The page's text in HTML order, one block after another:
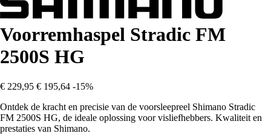
Voorremhaspel Stradic FM
2500S HG
€ 229,95 € 195,64 -15%
Ontdek de kracht en precisie van de voorsleepreel Shimano Stradic
FM 2500S HG, de ideale oplossing voor visliefhebbers. Kwaliteit en
prestaties van Shimano.